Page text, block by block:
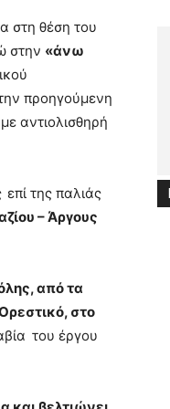
στη θέση του
στην «άνω
προηγούμενη
αντιολισθηρή
επί της παλιάς
– Άργους
από τα
στο
του έργου